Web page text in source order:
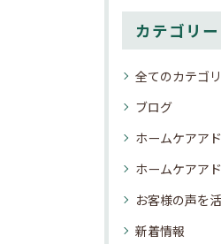
カテゴリー
全てのカテゴ
ブログ
ホームケアア
ホームケアア
お客様の声を
新着情報